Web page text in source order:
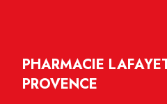
PHARMACIE
PROVENCE